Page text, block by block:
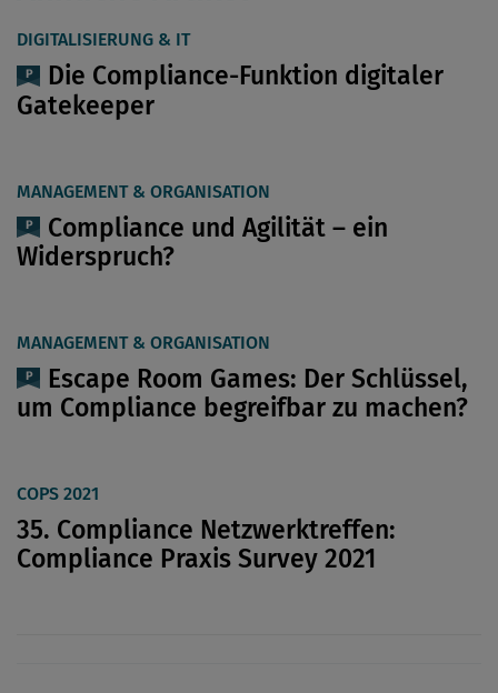
DIGITALISIERUNG & IT
Die Compliance-Funktion digitaler
Gatekeeper
MANAGEMENT & ORGANISATION
Compliance und Agilität – ein
Widerspruch?
MANAGEMENT & ORGANISATION
Escape Room Games: Der Schlüssel,
um Compliance begreifbar zu machen?
COPS 2021
35. Compliance Netzwerktreffen:
Compliance Praxis Survey 2021